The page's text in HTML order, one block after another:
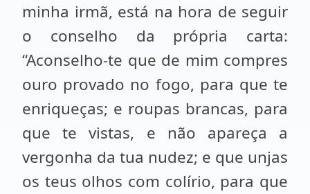
minha irmã, está na hora de seguir
o conselho da própria carta:
“Aconselho-te que de mim compres
ouro provado no fogo, para que te
enriqueças; e roupas brancas, para
que te vistas, e não apareça a
vergonha da tua nudez; e que unjas
os teus olhos com colírio, para que